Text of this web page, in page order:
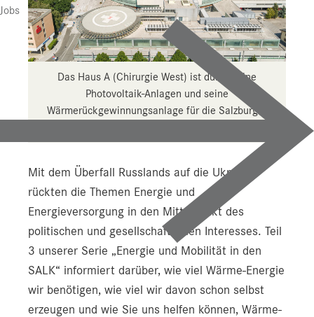
Jobs
Das Haus A (Chirurgie West) ist durch seine
Photovoltaik-Anlagen und seine
Wärmerückgewinnungsanlage für die Salzburger
Mit dem Überfall Russlands auf die Ukraine
rückten die Themen Energie und
Energieversorgung in den Mittelpunkt des
politischen und gesellschaftlichen Interesses. Teil
3 unserer Serie „Energie und Mobilität in den
SALK“ informiert darüber, wie viel Wärme-Energie
wir benötigen, wie viel wir davon schon selbst
erzeugen und wie Sie uns helfen können, Wärme-